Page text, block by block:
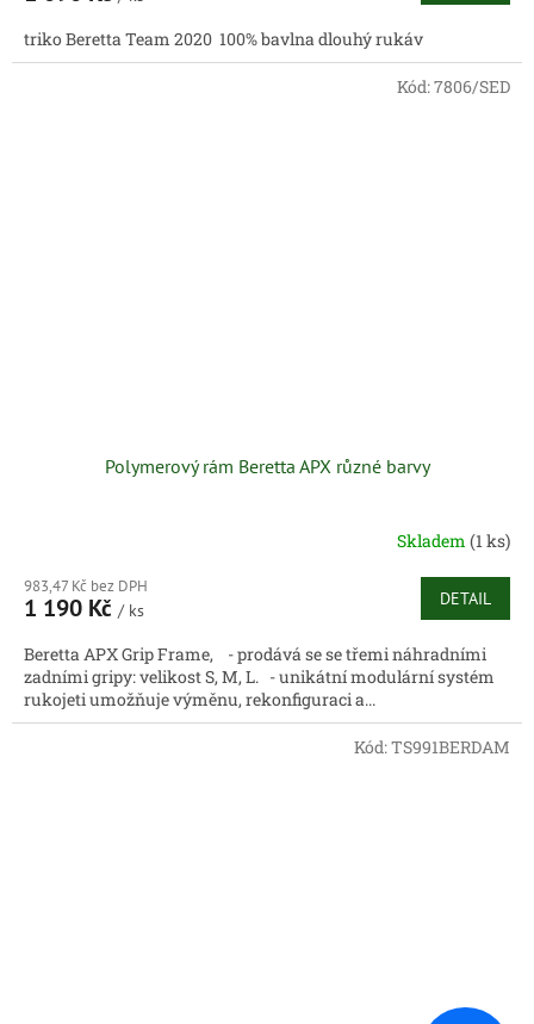
triko Beretta Team 2020 100% bavlna dlouhý rukáv
Polymerový rám Beretta APX různé barvy
Skladem (1 ks)
983,47 Kč bez DPH
1 190 Kč / ks
DETAIL
Beretta APX Grip Frame, - prodává se se třemi náhradními
zadními gripy: velikost S, M, L. - unikátní modulární systém
rukojeti umožňuje výměnu, rekonfiguraci a...
Kód:7806/SED
Kód:TS991BERDAM